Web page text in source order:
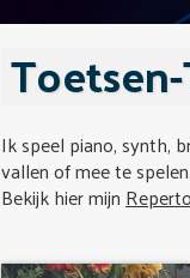
Ik speel piano, synth,
vallen of mee te
Bekijk hier mijn